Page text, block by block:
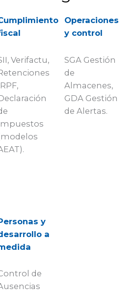
Verifactu,
Operaciones
y control
SGA Gestión
de
Almacenes,
GDA Gestión
de Alertas.
y
a
de